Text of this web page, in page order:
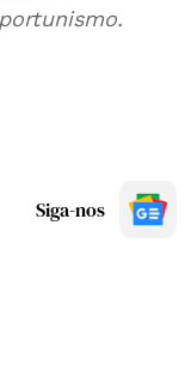
Siga-nos